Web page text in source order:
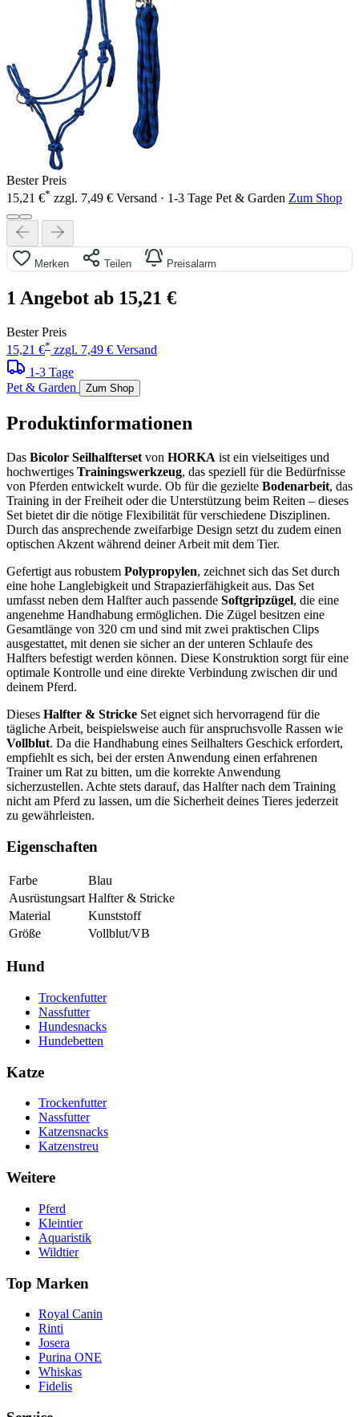
Bester Preis
15,21 €* zzgl. 7,49 € Versand · 1-3 Tage Pet & Garden Zum Shop
Merken Teilen Preisalarm
1 Angebot ab 15,21 €
Bester Preis
15,21 €* zzgl. 7,49 € Versand
1-3 Tage
Pet & Garden
Zum Shop
Produktinformationen
Das Bicolor Seilhalfterset von HORKA ist ein vielseitiges und
hochwertiges Trainingswerkzeug, das speziell für die Bedürfnisse
von Pferden entwickelt wurde. Ob für die gezielte Bodenarbeit, das
Training in der Freiheit oder die Unterstützung beim Reiten – dieses
Set bietet dir die nötige Flexibilität für verschiedene Disziplinen.
Durch das ansprechende zweifarbige Design setzt du zudem einen
optischen Akzent während deiner Arbeit mit dem Tier.
Gefertigt aus robustem Polypropylen, zeichnet sich das Set durch
eine hohe Langlebigkeit und Strapazierfähigkeit aus. Das Set
umfasst neben dem Halfter auch passende Softgripzügel, die eine
angenehme Handhabung ermöglichen. Die Zügel besitzen eine
Gesamtlänge von 320 cm und sind mit zwei praktischen Clips
ausgestattet, mit denen sie sicher an der unteren Schlaufe des
Halfters befestigt werden können. Diese Konstruktion sorgt für eine
optimale Kontrolle und eine direkte Verbindung zwischen dir und
deinem Pferd.
Dieses Halfter & Stricke Set eignet sich hervorragend für die
tägliche Arbeit, beispielsweise auch für anspruchsvolle Rassen wie
Vollblut. Da die Handhabung eines Seilhalters Geschick erfordert,
empfiehlt es sich, bei der ersten Anwendung einen erfahrenen
Trainer um Rat zu bitten, um die korrekte Anwendung
sicherzustellen. Achte stets darauf, das Halfter nach dem Training
nicht am Pferd zu lassen, um die Sicherheit deines Tieres jederzeit
zu gewährleisten.
Eigenschaften
Farbe
Blau
Ausrüstungsart Halfter & Stricke
Material
Kunststoff
Größe
Vollblut/VB
Hund
Trockenfutter
Nassfutter
Hundesnacks
Hundebetten
Katze
Trockenfutter
Nassfutter
Katzensnacks
Katzenstreu
Weitere
Pferd
Kleintier
Aquaristik
Wildtier
Top Marken
Royal Canin
Rinti
Josera
Purina ONE
Whiskas
Fidelis